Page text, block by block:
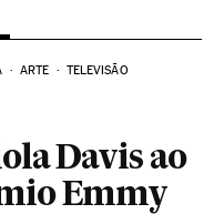
ARTE TELEVISÃO
Davis ao
Emmy